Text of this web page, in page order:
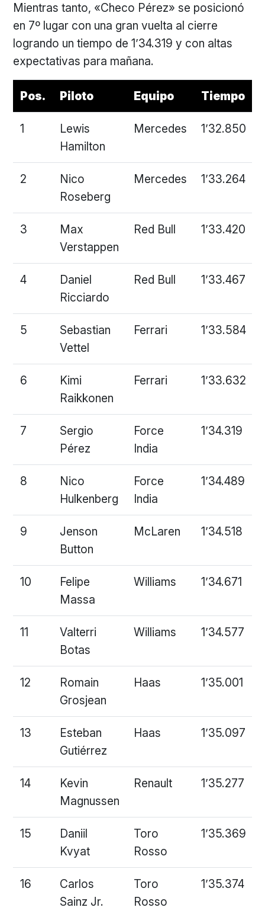
Mientras tanto, «Checo Pérez» se posicionó
en 7º lugar con una gran vuelta al cierre
logrando un tiempo de 1’34.319 y con altas
expectativas para mañana.
Pos. Piloto Equipo Tiempo
1
Lewis
Hamilton
Mercedes 1’32.850
2
Nico
Roseberg
Mercedes 1’33.264
3
Max
Verstappen
Red Bull 1’33.420
4
Daniel
Ricciardo
Red Bull 1’33.467
5
Sebastian
Vettel
Ferrari 1’33.584
6
Kimi
Raikkonen
Ferrari 1’33.632
7
Sergio
Pérez
Force
India
1’34.319
8
Nico
Hulkenberg
Force
India
1’34.489
9
Jenson
Button
McLaren 1’34.518
10
Felipe
Massa
Williams 1’34.671
11
Valterri
Botas
Williams 1’34.577
12
Romain
Grosjean
Haas 1’35.001
13
Esteban
Gutiérrez
Haas 1’35.097
14
Kevin
Magnussen
Renault 1’35.277
15
Daniil
Kvyat
Toro
Rosso
1’35.369
16
Carlos
Sainz Jr.
Toro
Rosso
1’35.374